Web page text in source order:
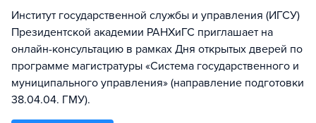
Институт государственной службы и управления (ИГСУ)
Президентской академии РАНХиГС приглашает на
онлайн-консультацию в рамках Дня открытых дверей по
программе магистратуры «Система государственного и
муниципального управления» (направление подготовки
38.04.04. ГМУ).